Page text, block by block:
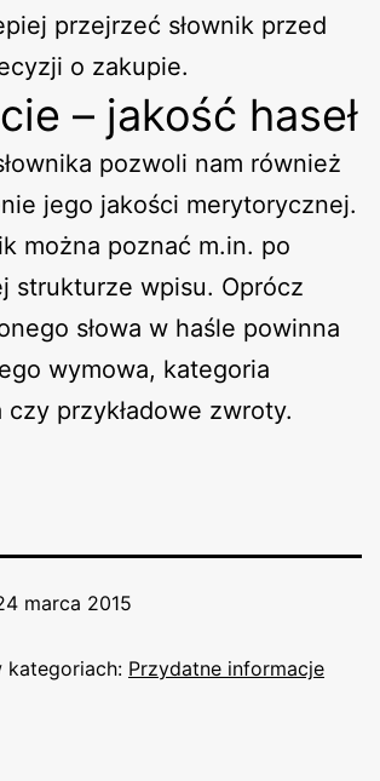
przejrzeć słownik przed
o zakupie.
– jakość haseł
pozwoli nam również
jego jakości merytorycznej.
można poznać m.in. po
strukturze wpisu. Oprócz
słowa w haśle powinna
wymowa, kategoria
czy przykładowe zwroty.
marca 2015
kategoriach: Przydatne informacje